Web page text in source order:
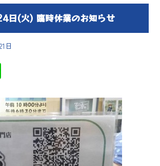
日(火) 臨時休業のお知らせ
日